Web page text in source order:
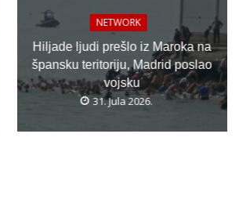
NETWORK
Hiljade ljudi prešlo iz Maroka na
špansku teritoriju, Madrid poslao
vojsku
31. Jula 2026.